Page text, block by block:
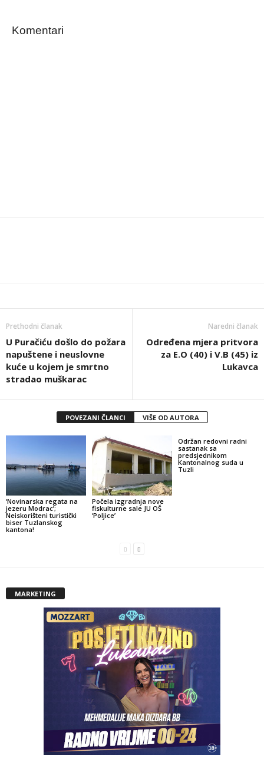
Komentari
Prethodni članak
U Puračiću došlo do požara
napuštene i neuslovne
kuće u kojem je smrtno
stradao muškarac
Naredni članak
Određena mjera pritvora
za E.O (40) i V.B (45) iz
Lukavca
POVEZANI ČLANCI VIŠE OD AUTORA
‘Novinarska regata na
jezeru Modrac’;
Neiskorišteni turistički
biser Tuzlanskog
kantona!
Počela izgradnja nove
fiskulturne sale JU OŠ
‘Poljice’
Održan redovni radni
sastanak sa
predsjednikom
Kantonalnog suda u
Tuzli
MARKETING